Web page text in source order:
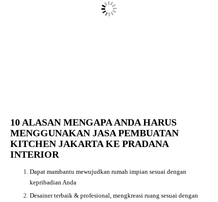
10 ALASAN MENGAPA ANDA HARUS
MENGGUNAKAN JASA PEMBUATAN
KITCHEN JAKARTA KE PRADANA
INTERIOR
Dapat mambantu mewujudkan rumah impian sesuai dengan
kepribadian Anda
Desainer terbaik & profesional, mengkreasi ruang sesuai dengan